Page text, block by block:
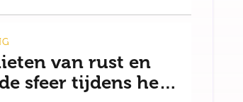
van rust en
sfeer tijdens het